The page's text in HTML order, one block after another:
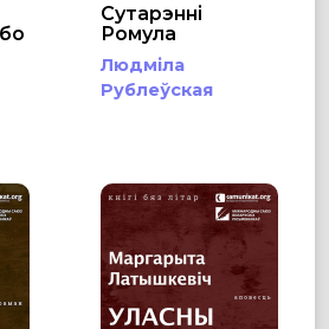
Сутарэнні
Ромула
Людміла
Рублеўская